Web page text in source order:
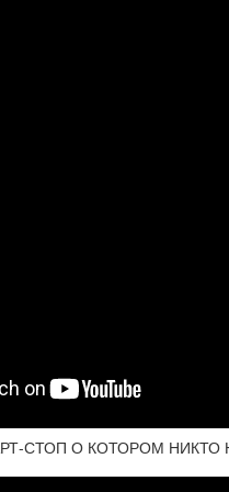
СТОП О КОТОРОМ НИКТО